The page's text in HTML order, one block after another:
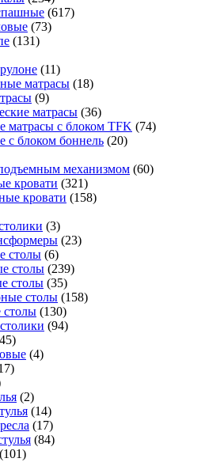
(617)
(73)
(131)
(11)
матрасы (18)
(9)
матрасы (36)
с блоком TFK (74)
блоком боннель (20)
механизмом (60)
кровати (321)
кровати (158)
(3)
(23)
столы (6)
столы (239)
столы (35)
столы (158)
столы (130)
(94)
(4)
(2)
(14)
(17)
(84)
(101)